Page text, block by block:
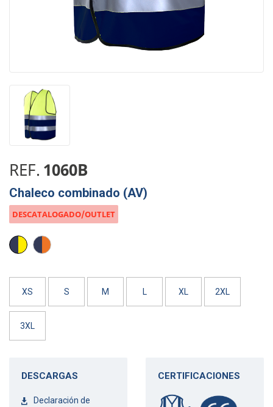
REF. 1060B
Chaleco combinado (AV)
DESCATALOGADO/OUTLET
AMARILLO
AV/
NARANJA
XS S M L XL 2XL
3XL
DESCARGAS
Declaración de
CERTIFICACIONES